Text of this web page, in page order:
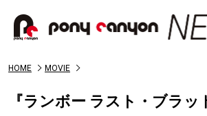
HOME MOVIE
『ランボー ラスト・ブラ